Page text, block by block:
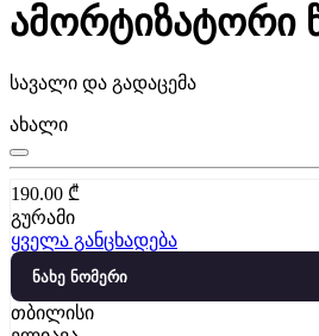
ამორტიზატორი
სავალი და გადაცემა
ახალი
190.00 ₾
გურამი
ყველა განცხადება
ნახე ნომერი
თბილისი